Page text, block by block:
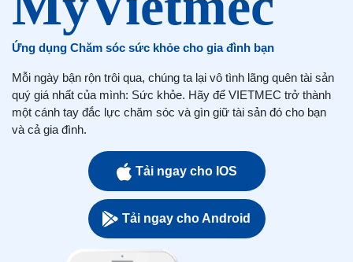
Ứng dụng Chăm sóc sức khỏe cho gia đình bạn
Mỗi ngày bận rộn trôi qua, chúng ta lại vô tình lãng quên tài sản
quý giá nhất của mình: Sức khỏe. Hãy để VIETMEC trở thành
một cánh tay đắc lực chăm sóc và gìn giữ tài sản đó cho bạn
và cả gia đình.
Tải ngay cho IOS
Tải ngay cho Android